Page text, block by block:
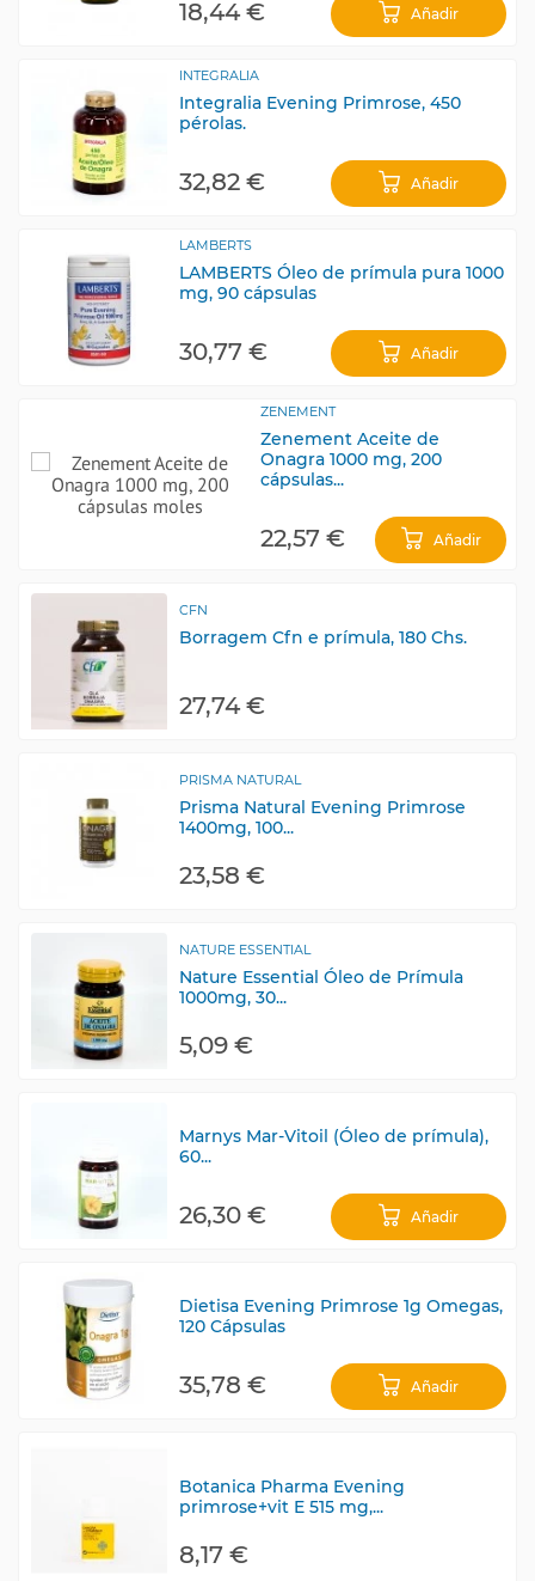
18,44 € Añadir
INTEGRALIA
Integralia Evening Primrose, 450
pérolas.
32,82 € Añadir
LAMBERTS
LAMBERTS Óleo de prímula pura 1000
mg, 90 cápsulas
30,77 € Añadir
ZENEMENT
Zenement Aceite de
Onagra 1000 mg, 200
cápsulas...
22,57 € Añadir
CFN
Borragem Cfn e prímula, 180 Chs.
27,74 €
PRISMA NATURAL
Prisma Natural Evening Primrose
1400mg, 100...
23,58 €
NATURE ESSENTIAL
Nature Essential Óleo de Prímula
1000mg, 30...
5,09 €
Marnys Mar-Vitoil (Óleo de prímula),
60...
26,30 € Añadir
Dietisa Evening Primrose 1g Omegas,
120 Cápsulas
35,78 € Añadir
Botanica Pharma Evening
primrose+vit E 515 mg,...
8,17 €